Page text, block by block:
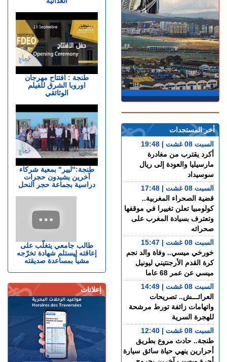
طنجة : افتتاح مهرجان
اوروبا الشرق للفيلم
الوثائقي
طنجة:"ليير" بمعية شركاء
آخرين يشيدون حجرات
دراسية بجماعة حجر النحل
طالب جامعي يتغلّب على
إعاقته ليستلم شهادة تخرّجه
مشياً بمساعدة صديقته
إعلانات
أخر المستجدات
السبت 08 غشت | 19:48
أكرد يقترب من مغادرة
مارسيليا والعودة إلى ريال
سوسيداد
السبت 08 غشت | 17:48
قضية الصحراء المغربية..
كولومبيا تعلن تغييرا في موقفها
وتعترف بسيادة المغرب على
صحرائه
السبت 08 غشت | 15:47
خورخي ميسي.. وفاة والد نجم
كرة القدم الأرجنتيني ليونيل
ميسي عن عمر 68 عاما
السبت 08 غشت | 14:49
العرائـــش.. تصريحات
واتهامات زائفة تورط مرشحة
للهجرة السرية
السبت 08 غشت | 12:40
طنجة.. حادث مروع بطريق
أحرارين ينهي حياة سائق سيارة